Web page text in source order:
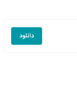
دانلود